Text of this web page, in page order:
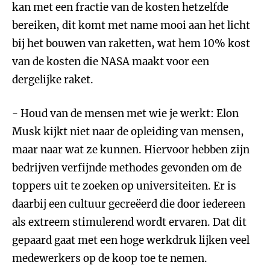
kan met een fractie van de kosten hetzelfde
bereiken, dit komt met name mooi aan het licht
bij het bouwen van raketten, wat hem 10% kost
van de kosten die NASA maakt voor een
dergelijke raket.
- Houd van de mensen met wie je werkt: Elon
Musk kijkt niet naar de opleiding van mensen,
maar naar wat ze kunnen. Hiervoor hebben zijn
bedrijven verfijnde methodes gevonden om de
toppers uit te zoeken op universiteiten. Er is
daarbij een cultuur gecreëerd die door iedereen
als extreem stimulerend wordt ervaren. Dat dit
gepaard gaat met een hoge werkdruk lijken veel
medewerkers op de koop toe te nemen.